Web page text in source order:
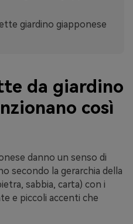
giardino giapponese
da giardino
così
danno un senso di
secondo la gerarchia della
sabbia, carta) con i
e piccoli accenti che